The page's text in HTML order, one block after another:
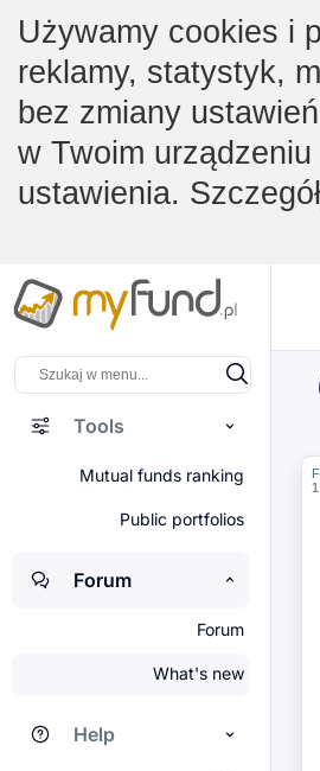
Używamy cookies i
reklamy, statystyk,
bez zmiany
w Twoim
ustawienia.
Tools
Mutual funds ranking
Public portfolios
Forum
Forum
What's new
Help